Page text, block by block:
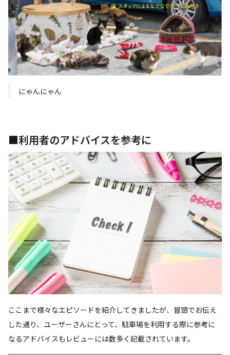
にゃんにゃん
■利用者のアドバイスを参考に
ここまで様々なエピソードを紹介してきましたが、冒頭でお伝え
した通り、ユーザーさんにとって、駐車場を利用する際に参考に
なるアドバイスもレビューには数多く記載されています。